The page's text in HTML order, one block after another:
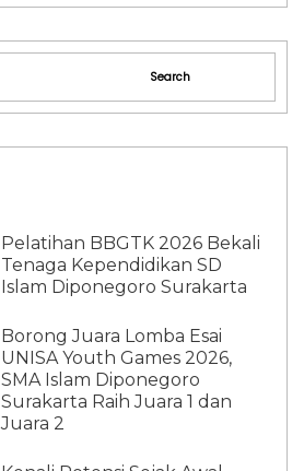
Pelatihan BBGTK 2026 Bekali
Tenaga Kependidikan SD
Islam Diponegoro Surakarta
Borong Juara Lomba Esai
UNISA Youth Games 2026,
SMA Islam Diponegoro
Surakarta Raih Juara 1 dan
Juara 2